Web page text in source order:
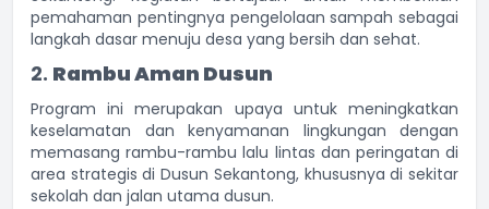
pemahaman pentingnya pengelolaan sampah sebagai
langkah dasar menuju desa yang bersih dan sehat.
2. Rambu Aman Dusun
Program ini merupakan upaya untuk meningkatkan
keselamatan dan kenyamanan lingkungan dengan
memasang rambu-rambu lalu lintas dan peringatan di
area strategis di Dusun Sekantong, khususnya di sekitar
sekolah dan jalan utama dusun.